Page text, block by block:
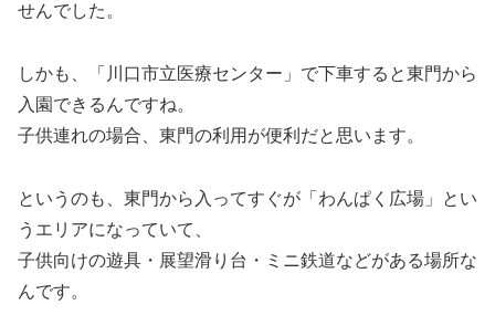
せんでした。
しかも、「川口市立医療センター」で下車すると東門から
入園できるんですね。
子供連れの場合、東門の利用が便利だと思います。
というのも、東門から入ってすぐが「わんぱく広場」とい
うエリアになっていて、
子供向けの遊具・展望滑り台・ミニ鉄道などがある場所な
んです。